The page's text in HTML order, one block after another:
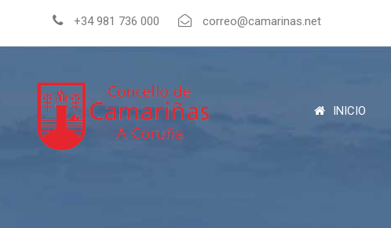
+34 981 736 000 correo@camarinas.net
INICIO